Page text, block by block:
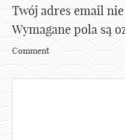
Twój adres email
Wymagane pola są
Comment